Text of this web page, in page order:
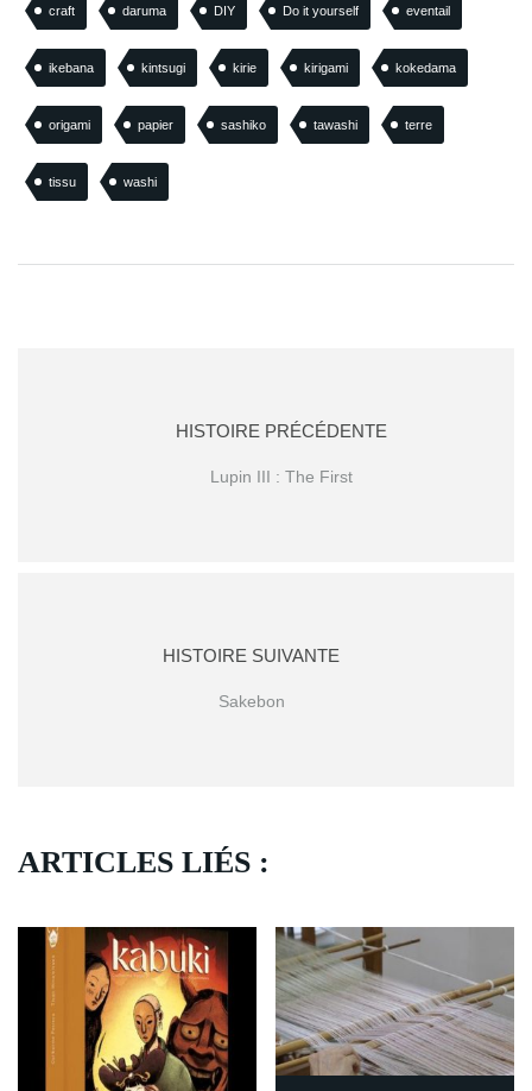
craft daruma DIY Do it yourself eventail
ikebana kintsugi kirie kirigami kokedama
origami papier sashiko tawashi terre
tissu washi
HISTOIRE PRÉCÉDENTE
Lupin III : The First
HISTOIRE SUIVANTE
Sakebon
ARTICLES LIÉS :